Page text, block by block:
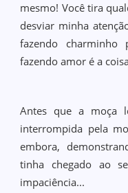
mesmo! Você tira
desviar minha
fazendo
fazendo amor é a
Antes que a moça
interrompida pela
embora,
tinha chegado ao
impaciência...